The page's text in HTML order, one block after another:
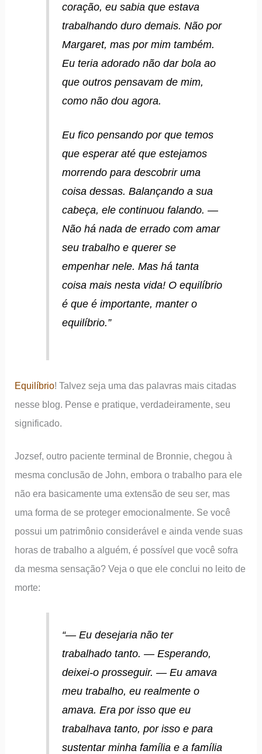
coração, eu sabia que estava
trabalhando duro demais. Não por
Margaret, mas por mim também.
Eu teria adorado não dar bola ao
que outros pensavam de mim,
como não dou agora.
Eu fico pensando por que temos
que esperar até que estejamos
morrendo para descobrir uma
coisa dessas. Balançando a sua
cabeça, ele continuou falando. —
Não há nada de errado com amar
seu trabalho e querer se
empenhar nele. Mas há tanta
coisa mais nesta vida! O equilíbrio
é que é importante, manter o
equilíbrio.”
Equilíbrio! Talvez seja uma das palavras mais citadas
nesse blog. Pense e pratique, verdadeiramente, seu
significado.
Jozsef, outro paciente terminal de Bronnie, chegou à
mesma conclusão de John, embora o trabalho para ele
não era basicamente uma extensão de seu ser, mas
uma forma de se proteger emocionalmente. Se você
possui um patrimônio considerável e ainda vende suas
horas de trabalho a alguém, é possível que você sofra
da mesma sensação? Veja o que ele conclui no leito de
morte:
“— Eu desejaria não ter
trabalhado tanto. — Esperando,
deixei-o prosseguir. — Eu amava
meu trabalho, eu realmente o
amava. Era por isso que eu
trabalhava tanto, por isso e para
sustentar minha família e a família